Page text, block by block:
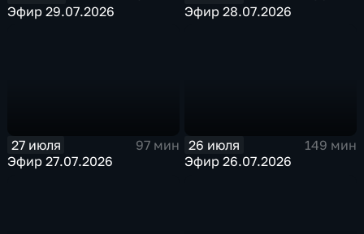
Эфир 29.07.2026
Эфир 28.07.2026
27 июля
97 мин
Эфир 27.07.2026
26 июля
149 мин
Эфир 26.07.2026